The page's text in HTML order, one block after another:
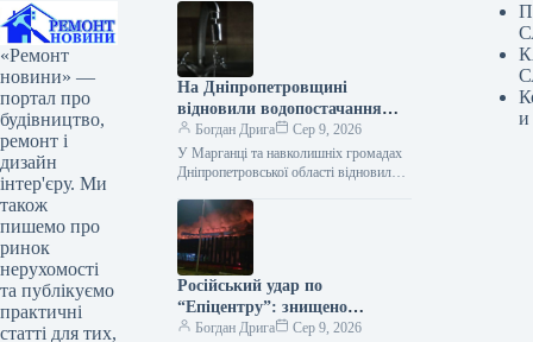
«Ремонт
новини» —
портал про
будівництво,
ремонт і
дизайн
інтер'єру. Ми
також
пишемо про
ринок
нерухомості
та публікуємо
практичні
статті для тих,
На Дніпропетровщині
відновили водопостачання
після тривалої аварії
Богдан Дрига
Сер 9, 2026
У Марганці та навколишніх громадах
Дніпропетровської області відновили
Роботи на аварійній ділянці завершені,
кадрові рішення прийняті. На
Дніпропетровщині…
Російський удар по
“Епіцентру”: знищено
логістичні центри, є жертви
Богдан Дрига
Сер 9, 2026
и